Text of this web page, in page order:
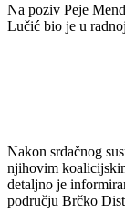
Na poziv Peje
Lučić bio je u
Nakon srdačnog
njihovim
detaljno je
području Brčko